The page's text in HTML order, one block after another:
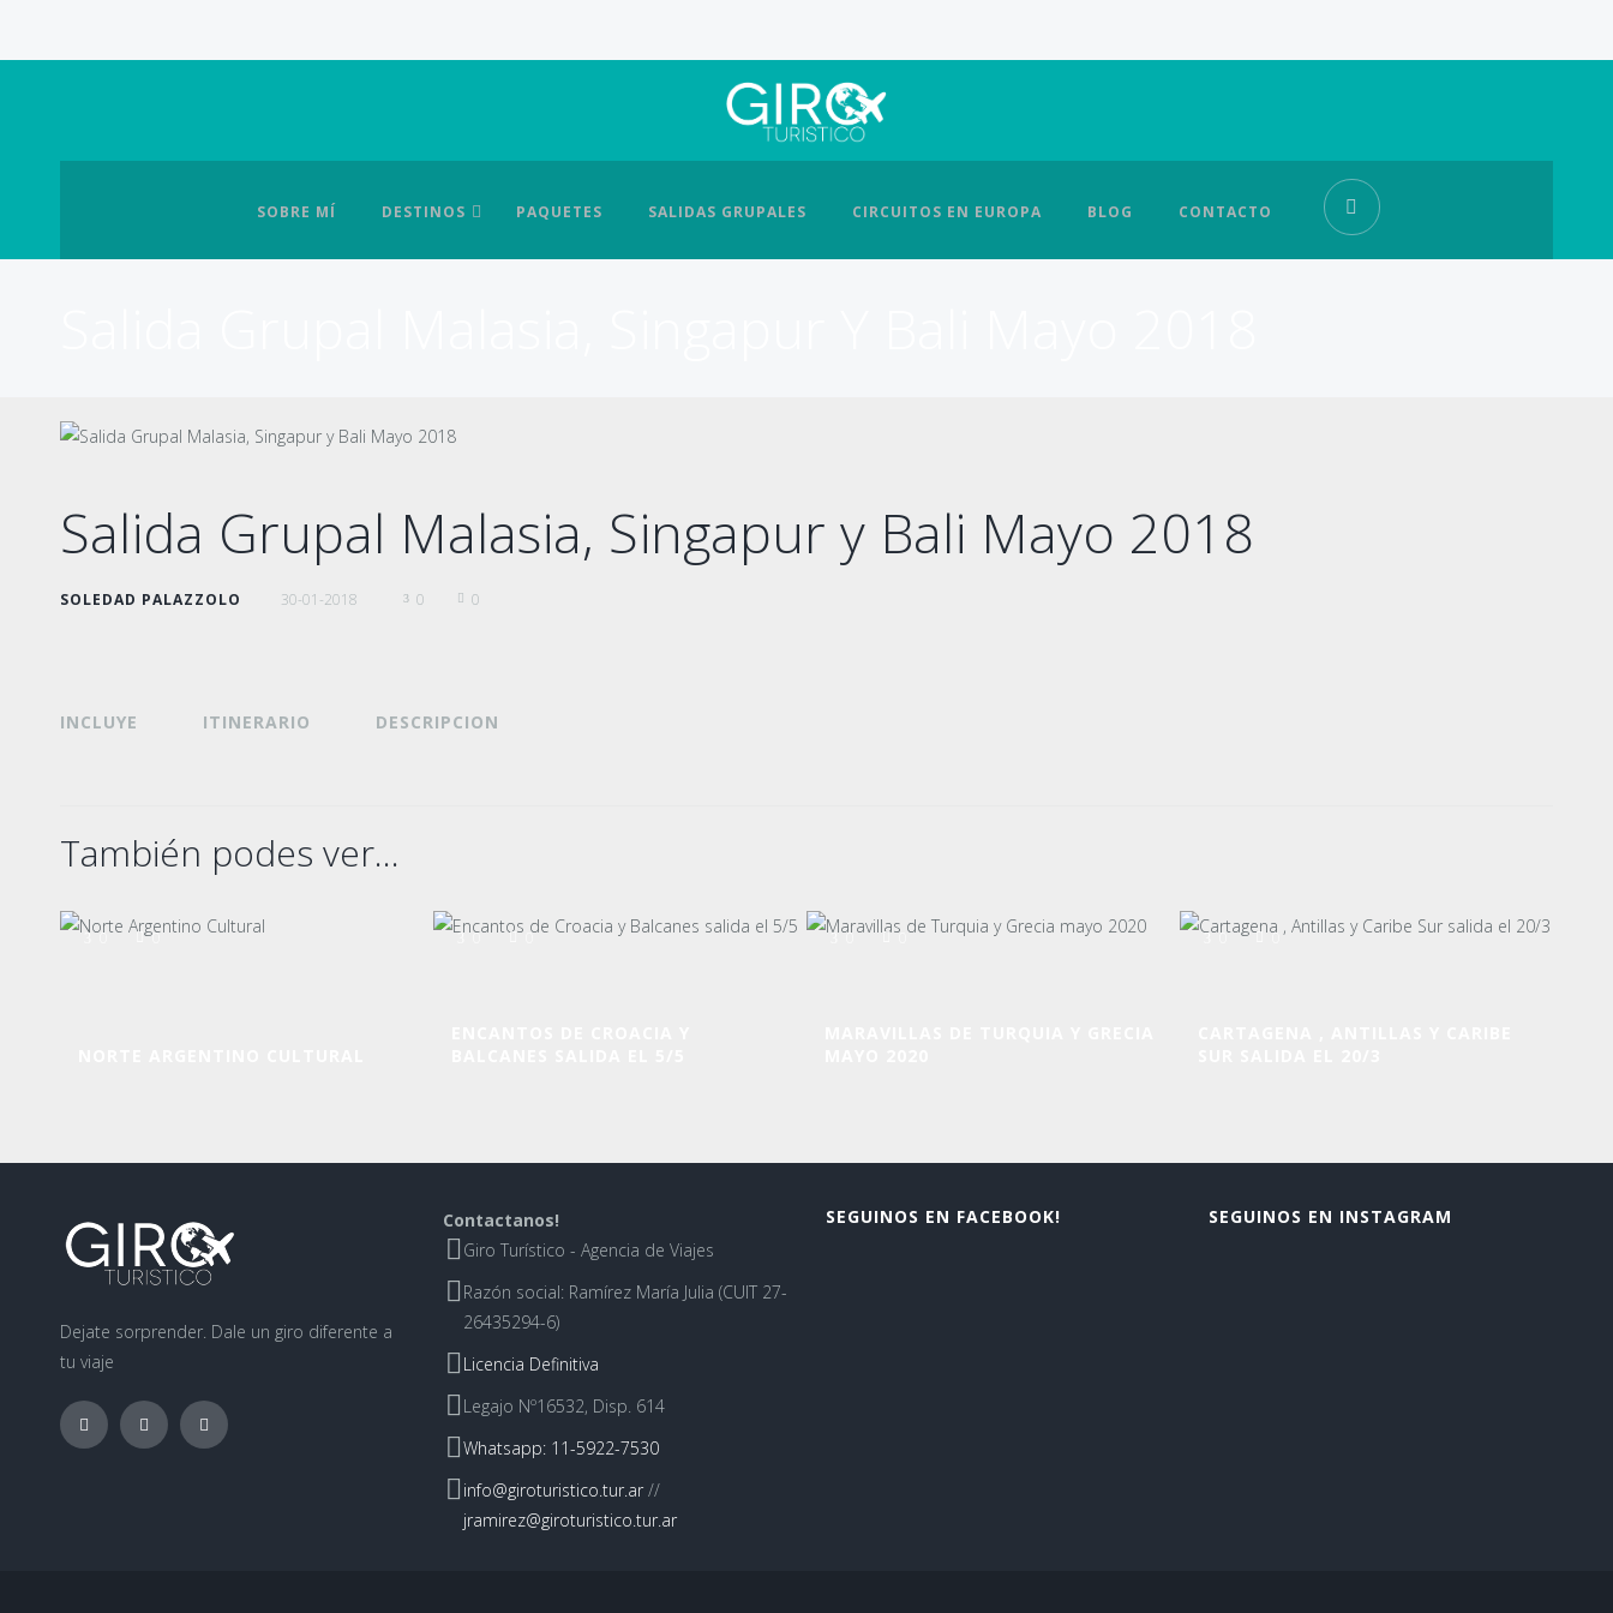
SOBRE MÍ DESTINOS PAQUETES SALIDAS GRUPALES CIRCUITOS EN EUROPA BLOG CONTACTO
Salida Grupal Malasia, Singapur y Bali Mayo 2018
SOLEDAD PALAZZOLO 30-01-2018 0 0
INCLUYE ITINERARIO DESCRIPCION
También podes ver...
0 0 0 0 0 0 0 0
Dejate sorprender. Dale un giro diferente a
tu viaje
Contactanos!
Giro Turístico - Agencia de Viajes
Razón social: Ramírez María Julia (CUIT 27-
26435294-6)
Licencia Definitiva
Legajo Nº16532, Disp. 614
Whatsapp: 11-5922-7530
info@giroturistico.tur.ar//
jramirez@giroturistico.tur.ar
SEGUINOS EN FACEBOOK! SEGUINOS EN INSTAGRAM